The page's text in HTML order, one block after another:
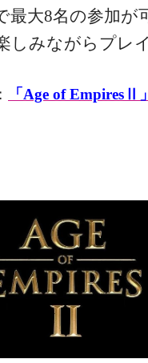
最大8名の参加が
しみながらプレイ
「Age of EmpiresⅡ